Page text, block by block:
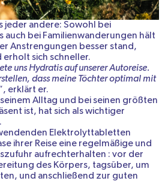
jeder andere: Sowohl bei
auch bei Familienwanderungen hält
Anstrengungen besser stand,
sich schneller.
uns Hydratis auf unserer Autoreise.
dass meine Töchter optimal mit
erklärt er.
Alltag und bei seinen größten
ist, hat sich alswichtiger
.
Elektrolyttabletten
ihrer Reise eine regelmäßige und
aufrechterhalten : vor der
des Körpers, tagsüber, um
und anschließend zur guten